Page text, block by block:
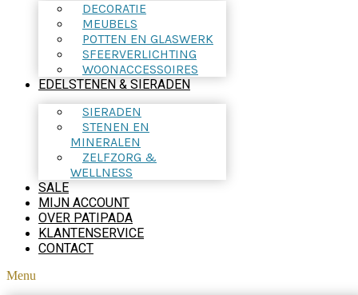
DECORATIE
MEUBELS
POTTEN EN GLASWERK
SFEERVERLICHTING
WOONACCESSOIRES
EDELSTENEN & SIERADEN
SIERADEN
STENEN EN
MINERALEN
ZELFZORG &
WELLNESS
SALE
MIJN ACCOUNT
OVER PATIPADA
KLANTENSERVICE
CONTACT
Menu